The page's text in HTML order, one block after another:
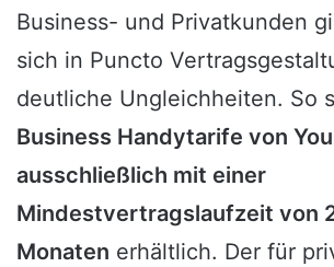
Business- und Privatkunden
sich in Puncto
deutliche Ungleichheiten. So
Business Handytarife von
ausschließlich mit einer
Mindestvertragslaufzeit von
Monaten erhältlich. Der für